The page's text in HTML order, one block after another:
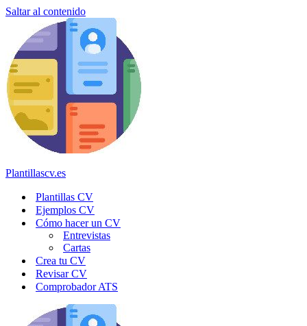
Saltar al contenido
Plantillascv.es
Plantillas CV
Ejemplos CV
Cómo hacer un CV
Entrevistas
Cartas
Crea tu CV
Revisar CV
Comprobador ATS